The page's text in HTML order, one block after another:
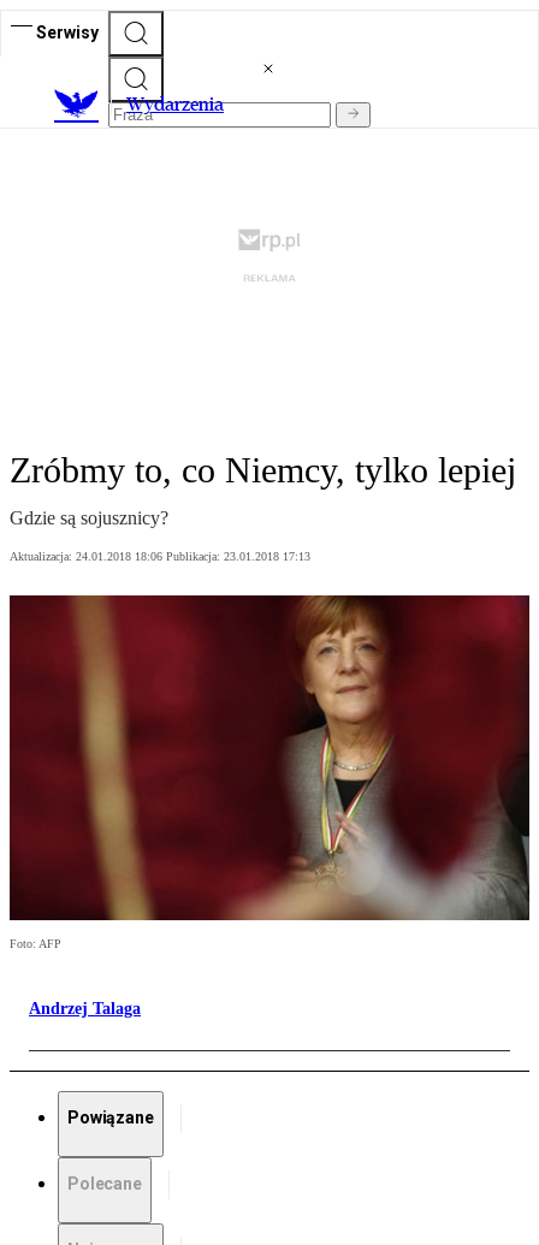
Serwisy
Wydarzenia
Zróbmy to, co Niemcy, tylko lepiej
Gdzie są sojusznicy?
Aktualizacja: 24.01.2018 18:06 Publikacja: 23.01.2018 17:13
Foto: AFP
Andrzej Talaga
Powiązane
Polecane